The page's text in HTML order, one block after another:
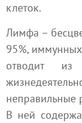
клеток.
Лимфа –
95%,
отводит
неправильные
В ней